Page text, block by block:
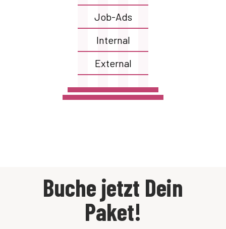
Job-Ads
Internal
External
Buche jetzt Dein
Paket!